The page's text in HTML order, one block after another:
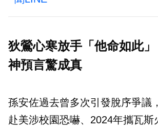
狄鶯心寒放手「他命如此
神預言驚成真
孫安佐過去曾多次引發脫序爭議
赴美涉校園恐嚇、2024年攜瓦斯